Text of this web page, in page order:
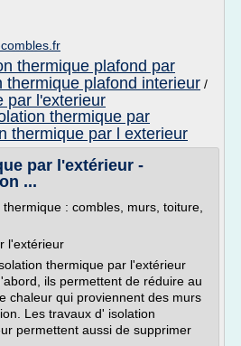
thermique plafond par
thermique plafond interieur /
par l'exterieur
thermique par
thermique par l exterieur
par l'extérieur -
...
: combles, murs, toiture,
l'extérieur
thermique par l'extérieur
ils permettent de réduire au
chaleur qui proviennent des murs
Les travaux d' isolation
permettent aussi de supprimer